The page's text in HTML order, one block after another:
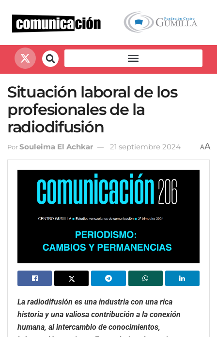
Situación laboral de los
profesionales de la
radiodifusión
PorSouleima El Achkar 21 septiembre 2024 AA
La radiodifusión es una industria con una rica
historia y una valiosa contribución a la conexión
humana, al intercambio de conocimientos,